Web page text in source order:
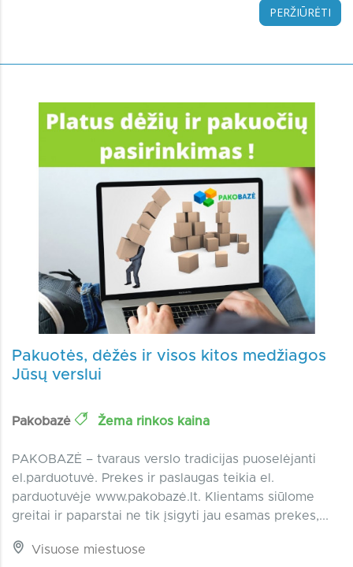
PERŽIŪRĖTI
Pakuotės, dėžės ir visos kitos medžiagos
Jūsų verslui
Pakobazė Žema rinkos kaina
PAKOBAZĖ – tvaraus verslo tradicijas puoselėjanti
el.parduotuvė. Prekes ir paslaugas teikia el.
parduotuvėje www.pakobazė.lt. Klientams siūlome
greitai ir paparstai ne tik įsigyti jau esamas prekes,...
Visuose miestuose